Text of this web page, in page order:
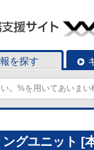
を探す
グユニット [